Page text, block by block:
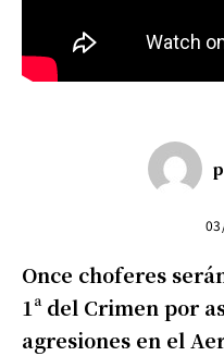
Once choferes
1ª del Crimen por
agresiones en el